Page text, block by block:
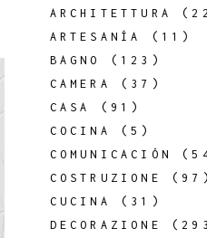
ARCHITETTURA
ARTESANÍA
(11)
BAGNO
(123)
CAMERA
(37)
CASA
(91)
COCINA
(5)
COMUNICACIÓN
COSTRUZIONE
(97)
CUCINA
(31)
DECORAZIONE